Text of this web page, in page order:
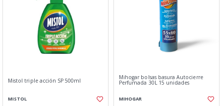
Mistol triple acción SP 500ml
MISTOL
Mihogar bolsas basura Autocierre
Perfumada 30L 15 unidades
MIHOGAR